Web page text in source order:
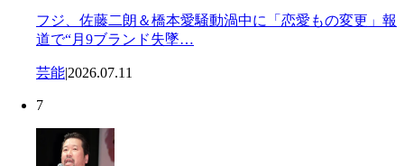
フジ、佐藤二朗＆橋本愛騒動渦中に「恋愛もの変更」報
道で“月9ブランド失墜…
芸能|2026.07.11
7